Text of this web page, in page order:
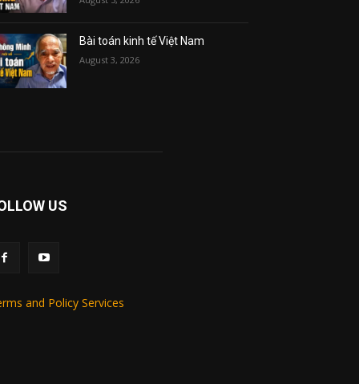
Bài toán kinh tế Việt Nam
August 3, 2026
US
and Policy Services